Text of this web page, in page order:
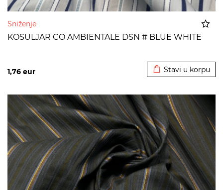
Sniženje
KOSULJAR CO AMBIENTALE DSN # BLUE WHITE
1,76 eur Stavi u korpu